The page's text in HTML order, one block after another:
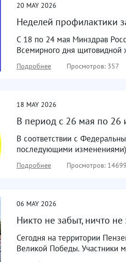
20 MAY 2026
Неделей профилактики
С 18 по 24 мая Минздрав
Всемирного дня щитовидной
Подробнее Просмотров: 357
18 MAY 2026
В период с 26 мая по 26
В соответствии с
последующими
Подробнее Просмотров: 14699
06 MAY 2026
Никто не забыт, ничто не
Сегодня на территории
Великой Победы. Участники